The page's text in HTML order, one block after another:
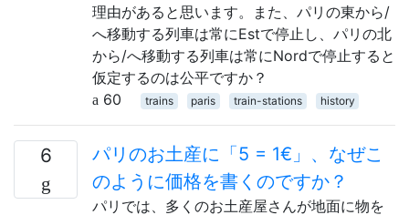
理由があると思います。また、パリの東から/
へ移動する列車は常にEstで停止し、パリの北
から/へ移動する列車は常にNordで停止すると
仮定するのは公平ですか？
60
trains paris train-stations history
6
パリのお土産に「5 = 1€」、なぜこ
のように価格を書くのですか？
パリでは、多くのお土産屋さんが地面に物を